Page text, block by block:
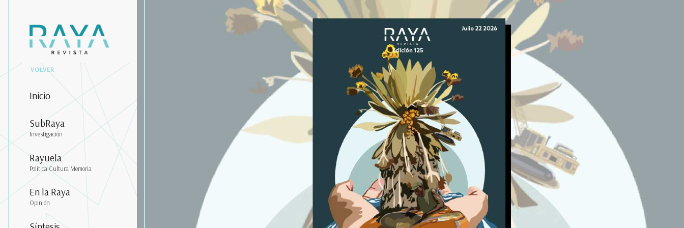
VOLVER
Inicio
SubRaya
Investigación
Rayuela
Política Cultura Memoria
En la Raya
Opinión